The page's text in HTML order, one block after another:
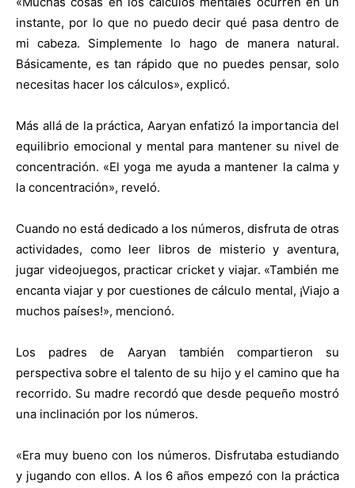
instante, por lo que no puedo decir qué pasa dentro de
mi cabeza. Simplemente lo hago de manera natural.
Básicamente, es tan rápido que no puedes pensar, solo
necesitas hacer los cálculos», explicó.
Más allá de la práctica, Aaryan enfatizó la importancia del
equilibrio emocional y mental para mantener su nivel de
concentración. «El yoga me ayuda a mantener la calma y
la concentración», reveló.
Cuando no está dedicado a los números, disfruta de otras
actividades, como leer libros de misterio y aventura,
jugar videojuegos, practicar cricket y viajar. «También me
encanta viajar y por cuestiones de cálculo mental, ¡Viajo a
muchos países!», mencionó.
Los padres de Aaryan también compartieron su
perspectiva sobre el talento de su hijo y el camino que ha
recorrido. Su madre recordó que desde pequeño mostró
una inclinación por los números.
«Era muy bueno con los números. Disfrutaba estudiando
y jugando con ellos. A los 6 años empezó con la práctica